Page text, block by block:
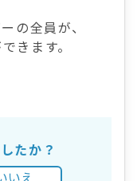
の全員が、
きます。
たか？
いえ